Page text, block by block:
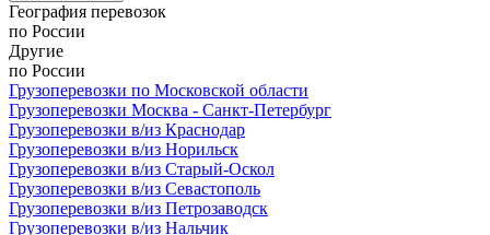
География перевозок
по России
Другие
по России
Грузоперевозки по Московской области
Грузоперевозки Москва - Санкт-Петербург
Грузоперевозки в/из Краснодар
Грузоперевозки в/из Норильск
Грузоперевозки в/из Старый-Оскол
Грузоперевозки в/из Севастополь
Грузоперевозки в/из Петрозаводск
Грузоперевозки в/из Нальчик